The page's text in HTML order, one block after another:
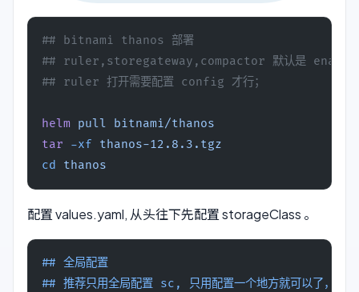
## bitnami thanos 部署
## ruler,storegateway,compactor 默认是
## ruler 打开需要配置 config 才行；
helm pull bitnami/thanos
tar -xf thanos-12.8.3.tgz
cd thanos
配置 values.yaml, 从头往下先配置 storageClass 。
## 全局配置
## 推荐只用全局配置 sc, 只用配置一个地方就可以了，不用